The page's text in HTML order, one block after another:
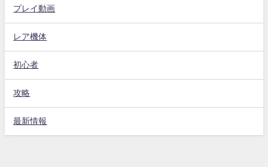
プレイ動画
レア機体
初心者
攻略
最新情報